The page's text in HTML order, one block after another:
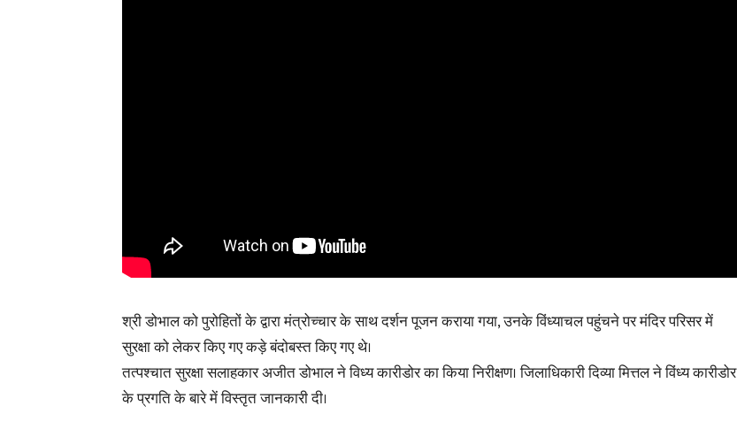
श्री डोभाल को पुरोहितों के द्वारा मंत्रोच्चार के साथ दर्शन पूजन कराया गया, उनके विंध्याचल पहुंचने पर मंदिर परिसर में
सुरक्षा को लेकर किए गए कड़े बंदोबस्त किए गए थे।
तत्पश्चात सुरक्षा सलाहकार अजीत डोभाल ने विध्य कारीडोर का किया निरीक्षण। जिलाधिकारी दिव्या मित्तल ने विंध्य कारीडोर
के प्रगति के बारे में विस्तृत जानकारी दी।